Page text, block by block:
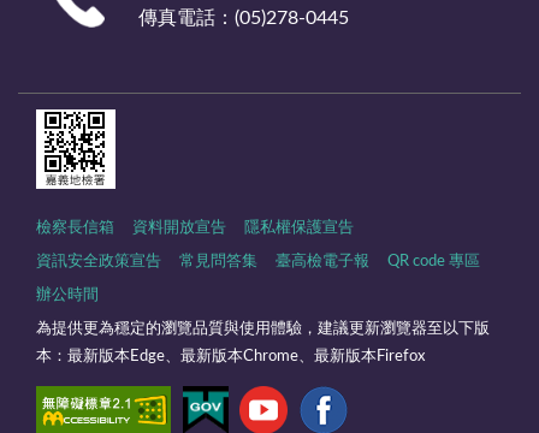
傳真電話：(05)278-0445
檢察長信箱 資料開放宣告 隱私權保護宣告
資訊安全政策宣告 常見問答集 臺高檢電子報 QR code 專區
辦公時間
為提供更為穩定的瀏覽品質與使用體驗，建議更新瀏覽器至以下版
本：最新版本Edge、最新版本Chrome、最新版本Firefox